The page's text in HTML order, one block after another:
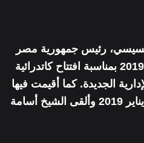
السيسي، رئيس جمهورية مصر
العربية المسجد في 6 يناير 2019 بمناسبة افتتاح كاتدرائية
الجديدة. كما أقيمت فيها
صلاة الجمعة الأولى يوم 11 يناير 2019 وألقى الشيخ أسامة